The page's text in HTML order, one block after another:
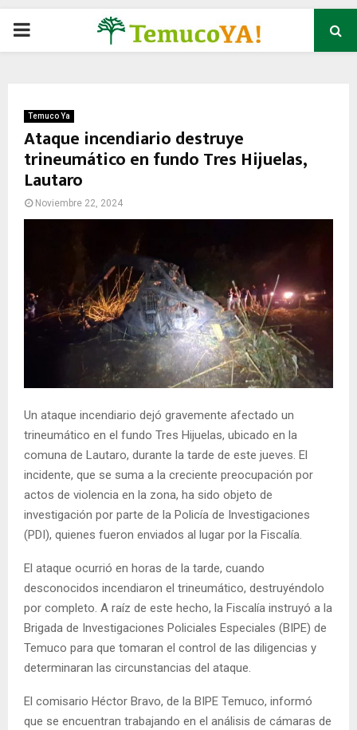
P
M
A
M
N
U
Temuco Ya
Ataque incendiario destruye
trineumático en fundo Tres Hijuelas,
Lautaro
Noviembre 22, 2024
Un ataque incendiario dejó gravemente afectado un
trineumático en el fundo Tres Hijuelas, ubicado en la
comuna de Lautaro, durante la tarde de este jueves. El
incidente, que se suma a la creciente preocupación por
actos de violencia en la zona, ha sido objeto de
investigación por parte de la Policía de Investigaciones
(PDI), quienes fueron enviados al lugar por la Fiscalía.
El ataque ocurrió en horas de la tarde, cuando
desconocidos incendiaron el trineumático, destruyéndolo
por completo. A raíz de este hecho, la Fiscalía instruyó a la
Brigada de Investigaciones Policiales Especiales (BIPE) de
Temuco para que tomaran el control de las diligencias y
determinaran las circunstancias del ataque.
El comisario Héctor Bravo, de la BIPE Temuco, informó
que se encuentran trabajando en el análisis de cámaras de